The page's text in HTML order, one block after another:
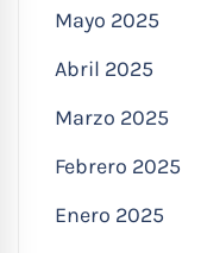
Mayo 2025
Abril 2025
Marzo 2025
Febrero 2025
Enero 2025